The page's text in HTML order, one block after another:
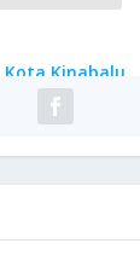
Kota Kinabalu